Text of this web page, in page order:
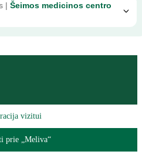
| Šeimos medicinos centro
vizitui
prie „Meliva“